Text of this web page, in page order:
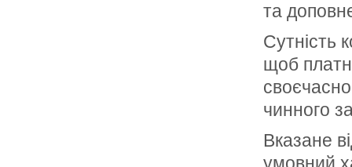
та
Сутність
щоб
чинного
Вказане